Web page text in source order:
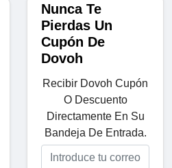
Nunca Te
Pierdas Un
Cupón De
Dovoh
Recibir Dovoh Cupón
O Descuento
Directamente En Su
Bandeja De Entrada.